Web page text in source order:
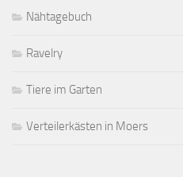
Nähtagebuch
Ravelry
Tiere im Garten
Verteilerkästen in Moers